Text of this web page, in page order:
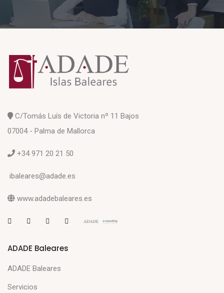
C/Tomás Luís de Victoria nº 11 Bajos
07004 - Palma de Mallorca
+34 971 20 21 50
ibaleares@adade.es
www.adadebaleares.es
ADADE Baleares
ADADE Baleares
Servicios